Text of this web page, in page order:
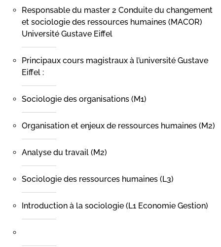
Responsable du master 2 Conduite du changement
et sociologie des ressources humaines (MACOR)
Université Gustave Eiffel
Principaux cours magistraux à l’université Gustave
Eiffel :
Sociologie des organisations (M1)
Organisation et enjeux de ressources humaines (M2)
Analyse du travail (M2)
Sociologie des ressources humaines (L3)
Introduction à la sociologie (L1 Economie Gestion)